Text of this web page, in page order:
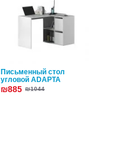
Письменный стол
угловой ADAPTA
₪885 ₪1044